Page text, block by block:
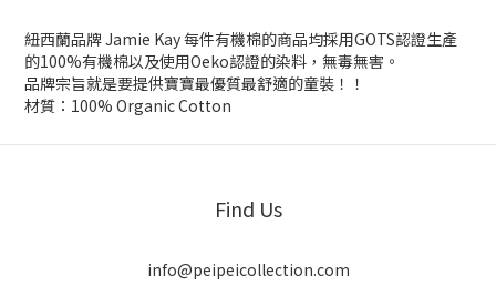
紐西蘭品牌 Jamie Kay 每件有機棉的商品均採用GOTS認證生產
的100%有機棉以及使用Oeko認證的染料，無毒無害。
品牌宗旨就是要提供寶寶最優質最舒適的童裝！！
材質：100% Organic Cotton
Find Us
info@peipeicollection.com